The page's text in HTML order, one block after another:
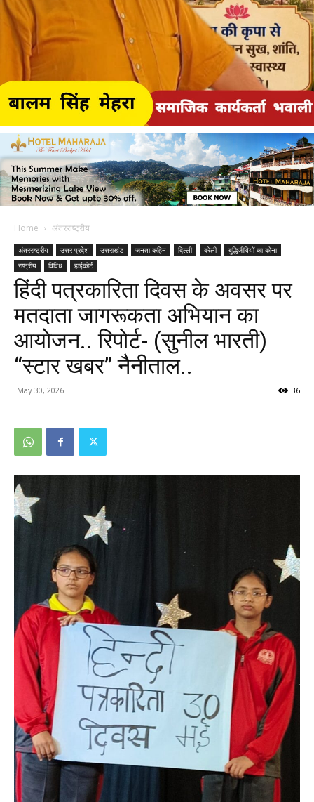
Home अंतरराष्ट्रीय
अंतरराष्ट्रीय उत्तर प्रदेश उत्तराखंड जनता कहिन दिल्ली बरेली
बुद्धिजीवियों का कोना
राष्ट्रीय
विविध हाईकोर्ट
हिंदी पत्रकारिता दिवस के अवसर पर
मतदाता जागरूकता अभियान का
आयोजन.. रिपोर्ट- (सुनील भारती)
“स्टार खबर” नैनीताल..
May 30, 2026 36